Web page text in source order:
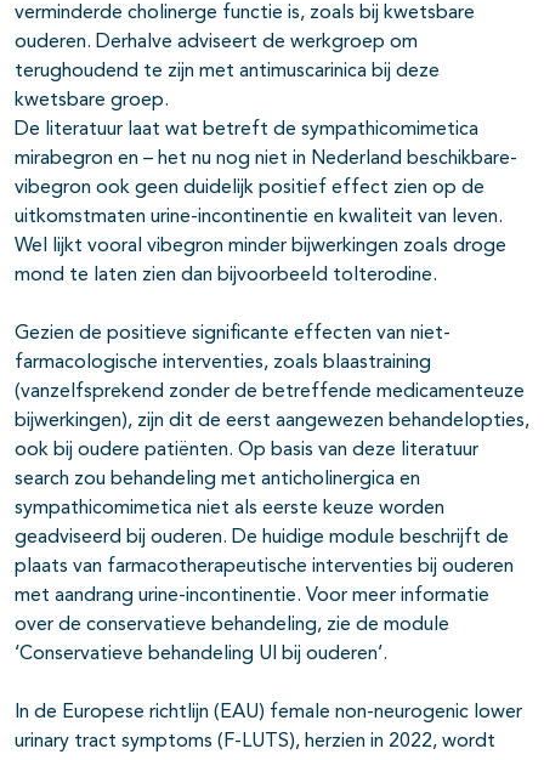
verminderde cholinerge functie is, zoals bij kwetsbare
ouderen. Derhalve adviseert de werkgroep om
terughoudend te zijn met antimuscarinica bij deze
kwetsbare groep.
De literatuur laat wat betreft de sympathicomimetica
mirabegron en – het nu nog niet in Nederland beschikbare-
vibegron ook geen duidelijk positief effect zien op de
uitkomstmaten urine-incontinentie en kwaliteit van leven.
Wel lijkt vooral vibegron minder bijwerkingen zoals droge
mond te laten zien dan bijvoorbeeld tolterodine.
Gezien de positieve significante effecten van niet-
farmacologische interventies, zoals blaastraining
(vanzelfsprekend zonder de betreffende medicamenteuze
bijwerkingen), zijn dit de eerst aangewezen behandelopties,
ook bij oudere patiënten. Op basis van deze literatuur
search zou behandeling met anticholinergica en
sympathicomimetica niet als eerste keuze worden
geadviseerd bij ouderen. De huidige module beschrijft de
plaats van farmacotherapeutische interventies bij ouderen
met aandrang urine-incontinentie. Voor meer informatie
over de conservatieve behandeling, zie de module
‘Conservatieve behandeling UI bij ouderen’.
In de Europese richtlijn (EAU) female non-neurogenic lower
urinary tract symptoms (F-LUTS), herzien in 2022, wordt